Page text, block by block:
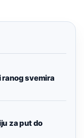
svemira
za put do